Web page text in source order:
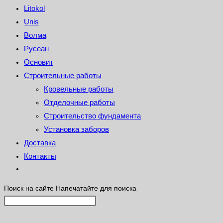
Litokol
Unis
Волма
Русеан
Основит
Строительные работы
Кровельные работы
Отделочные работы
Строительство фундамента
Установка заборов
Доставка
Контакты
Поиск на сайте Напечатайте для поиска